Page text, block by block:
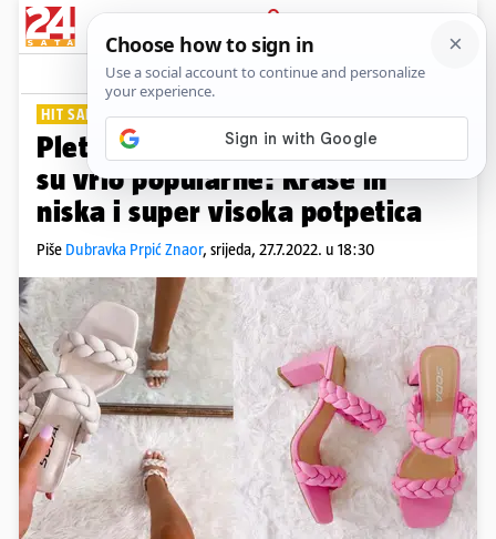
PRIJAVA
Lifestyle Komentari
HIT SANDALE
Pletene natikače i ove sezone
su vrlo popularne: Krase ih
niska i super visoka potpetica
Piše Dubravka Prpić Znaor, srijeda, 27.7.2022. u 18:30